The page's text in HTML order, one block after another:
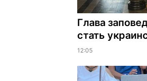
Глава
стать
12:05